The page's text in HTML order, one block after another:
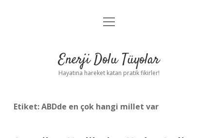
Anasayfa
Yasal Uyarı
menüyü
Enerji Dolu Tüyolar
Hayatına hareket katan pratik fikirler!
Etiket:ABDde en çok hangi millet var